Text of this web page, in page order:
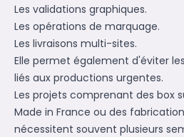
Les validations graphiques.
Les opérations de marquage.
Les livraisons multi-sites.
Elle permet également d'éviter
liés aux productions urgentes.
Les projets comprenant des box
Made in France ou des
nécessitent souvent plusieurs